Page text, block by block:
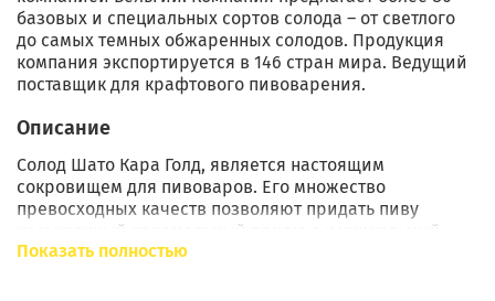
базовых и специальных сортов солода – от светлого
до самых темных обжаренных солодов. Продукция
компания экспортируется в 146 стран мира. Ведущий
поставщик для крафтового пивоварения.
Описание
Солод Шато Кара Голд, является настоящим
сокровищем для пивоваров. Его множество
превосходных качеств позволяют придать пиву
насыщенный карамельный привкус и уникальный
аромат, а также темно-янтарный оттенок.
Показать полностью